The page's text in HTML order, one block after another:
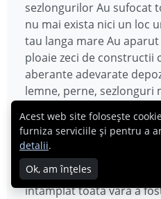
sezlongurilor Au sufocat
nu mai exista nici un loc
tau langa mare Au
ploaie zeci de constructii
aberante adevarate
lemne, perne, sezlonguri
umpland plaja de gunoi
toalete improvizate care
pe aleea de promenada
chiar langa zidul ei.
intamplat toata vara a
Acest web site folosește
furniza serviciile și pentru a
detalii.
Ok, am înțeles